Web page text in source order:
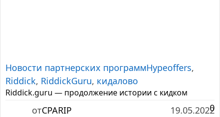
0
Новости партнерских программHypeoffers,
Riddick, RiddickGuru, кидалово
Riddick.guru — продолжение истории с кидком
отCPARIP 19.05.2022